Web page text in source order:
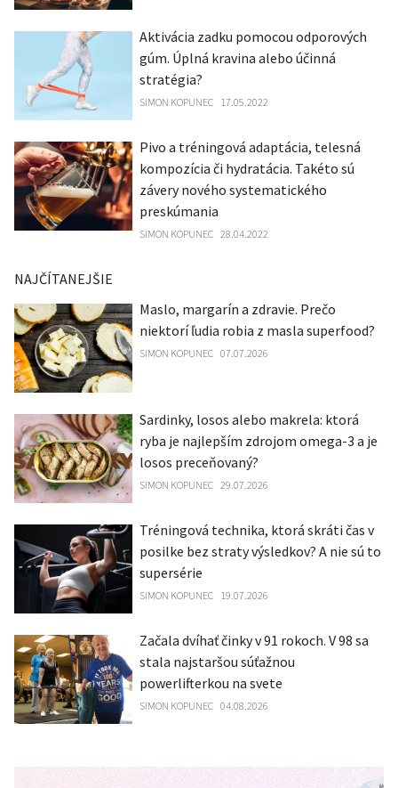
Aktivácia zadku pomocou odporových
gúm. Úplná kravina alebo účinná
stratégia?
SIMON KOPUNEC 17.05.2022
Pivo a tréningová adaptácia, telesná
kompozícia či hydratácia. Takéto sú
závery nového systematického
preskúmania
SIMON KOPUNEC 28.04.2022
NAJČÍTANEJŠIE
Maslo, margarín a zdravie. Prečo
niektorí ľudia robia z masla superfood?
SIMON KOPUNEC 07.07.2026
Sardinky, losos alebo makrela: ktorá
ryba je najlepším zdrojom omega-3 a je
losos preceňovaný?
SIMON KOPUNEC 29.07.2026
Tréningová technika, ktorá skráti čas v
posilke bez straty výsledkov? A nie sú to
supersérie
SIMON KOPUNEC 19.07.2026
Začala dvíhať činky v 91 rokoch. V 98 sa
stala najstaršou súťažnou
powerlifterkou na svete
SIMON KOPUNEC 04.08.2026